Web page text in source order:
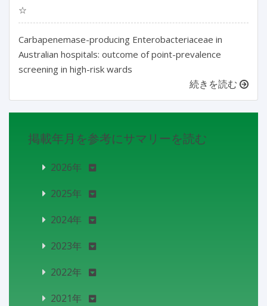
☆
Carbapenemase-producing Enterobacteriaceae in
Australian hospitals: outcome of point-prevalence
screening in high-risk wards
続きを読む
掲載年月を参考にサマリーを読む
2026年
2025年
2024年
2023年
2022年
2021年